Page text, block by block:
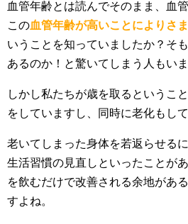
血管年齢とは読んでそのまま、血
この血管年齢が高いことによりさ
いうことを知っていましたか？そ
あるのか！と驚いてしまう人もいま
しかし私たちが歳を取るというこ
をしていますし、同時に老化もし
老いてしまった身体を若返らせる
生活習慣の見直しといったことが
を飲むだけで改善される余地があ
すよね。